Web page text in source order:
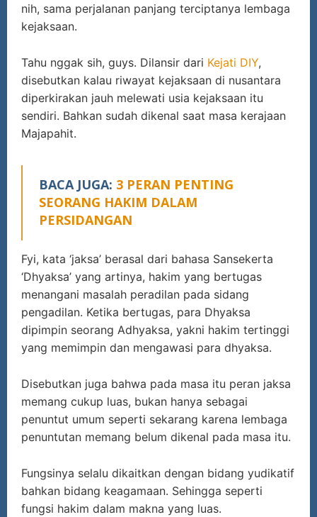
nih, sama perjalanan panjang terciptanya lembaga
kejaksaan.
Tahu nggak sih, guys. Dilansir dari Kejati DIY,
disebutkan kalau riwayat kejaksaan di nusantara
diperkirakan jauh melewati usia kejaksaan itu
sendiri. Bahkan sudah dikenal saat masa kerajaan
Majapahit.
BACA JUGA: 3 PERAN PENTING
SEORANG HAKIM DALAM
PERSIDANGAN
Fyi, kata ‘jaksa’ berasal dari bahasa Sansekerta
‘Dhyaksa’ yang artinya, hakim yang bertugas
menangani masalah peradilan pada sidang
pengadilan. Ketika bertugas, para Dhyaksa
dipimpin seorang Adhyaksa, yakni hakim tertinggi
yang memimpin dan mengawasi para dhyaksa.
Disebutkan juga bahwa pada masa itu peran jaksa
memang cukup luas, bukan hanya sebagai
penuntut umum seperti sekarang karena lembaga
penuntutan memang belum dikenal pada masa itu.
Fungsinya selalu dikaitkan dengan bidang yudikatif
bahkan bidang keagamaan. Sehingga seperti
fungsi hakim dalam makna yang luas.